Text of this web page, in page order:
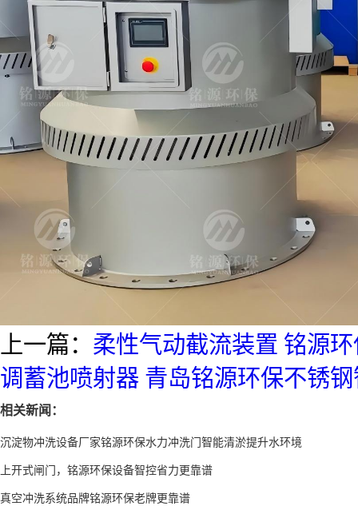
上一篇： 柔性气动截流装置 铭源
调蓄池喷射器 青岛铭源环保不锈
相关新闻：
沉淀物冲洗设备厂家铭源环保水力冲洗门智能清淤提升水环境
上开式闸门，铭源环保设备智控省力更靠谱
真空冲洗系统品牌铭源环保老牌更靠谱